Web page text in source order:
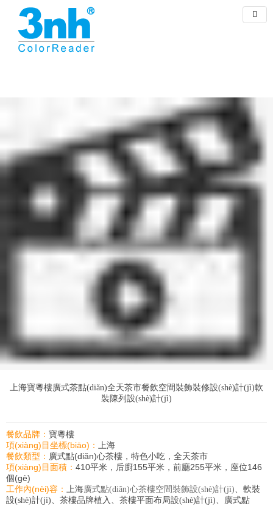
上海寶粵樓廣式茶點(diǎn)全天茶市餐飲空間裝飾裝修設(shè)計(jì)軟
裝陳列設(shè)計(jì)
餐飲品牌： 寶粵樓
項(xiàng)目坐標(biāo)：
上海
餐飲類型： 廣式點(diǎn)心茶樓，特色小吃，全天茶市
項(xiàng)目面積 ： 410平米，后廚155平米，前廳255平米，座位146
個(gè)
工作內(nèi)容： 上海廣式點(diǎn)心茶樓空間裝飾設(shè)計(jì)、軟裝
設(shè)計(jì)、茶樓品牌植入、茶樓平面布局設(shè)計(jì)、廣式點